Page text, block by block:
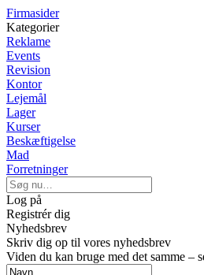
Firmasider
Kategorier
Reklame
Events
Revision
Kontor
Lejemål
Lager
Kurser
Beskæftigelse
Mad
Forretninger
Log på
Registrér dig
Nyhedsbrev
Skriv dig op til vores nyhedsbrev
Viden du kan bruge med det samme –